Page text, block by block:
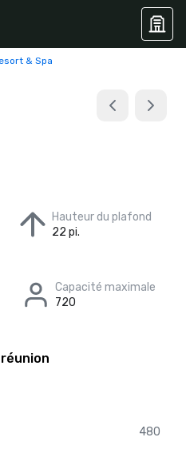
& Spa
Hauteur du plafond
22 pi.
Capacité maximale
720
480